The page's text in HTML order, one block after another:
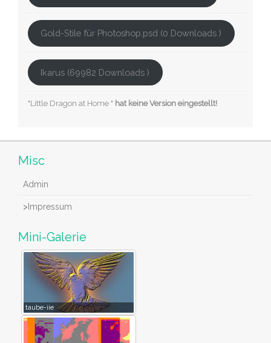
Gold-Stile für Photoshop.psd (0 Downloads )
Ikarus (69982 Downloads )
"Little Dragon at Home " hat keine Version eingestellt!
Misc
Admin
> Impressum
Mini-Galerie
taube-iie